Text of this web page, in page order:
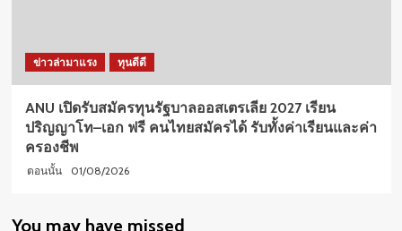
ข่าวล่ามาแรง ทุนดีดี
ANU เปิดรับสมัครทุนรัฐบาลออสเตรเลีย 2027 เรียน
ปริญญาโท–เอก ฟรี คนไทยสมัครได้ รับทั้งค่าเรียนและค่า
ครองชีพ
ตอนนั้น 01/08/2026
You may have missed